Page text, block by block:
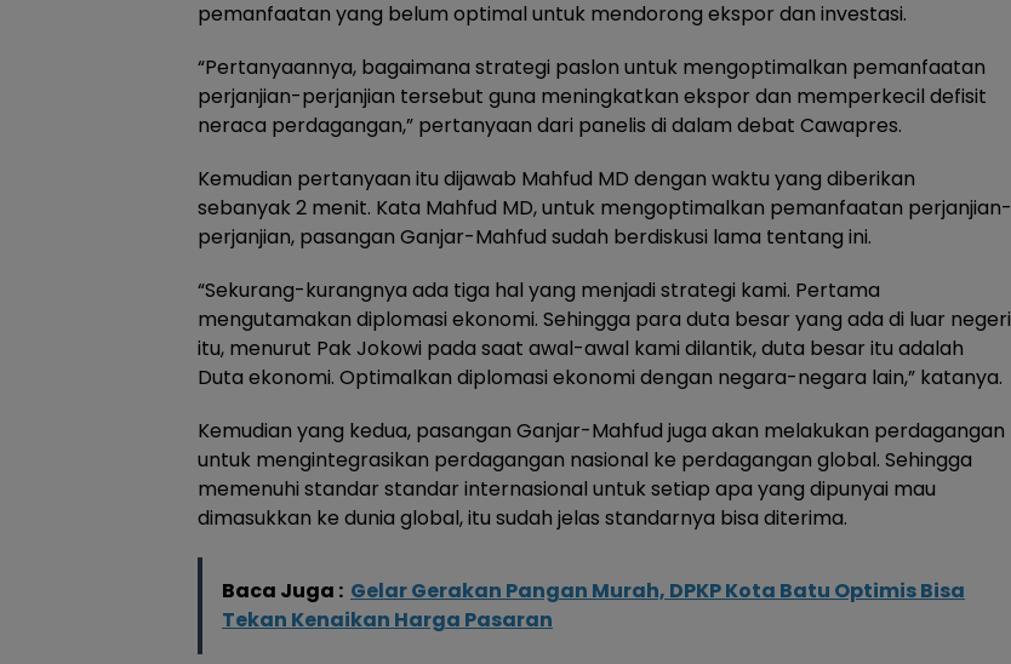
pemanfaatan yang belum optimal untuk mendorong ekspor dan investasi.
“Pertanyaannya, bagaimana strategi paslon untuk mengoptimalkan pemanfaatan
perjanjian-perjanjian tersebut guna meningkatkan ekspor dan memperkecil defisit
neraca perdagangan,” pertanyaan dari panelis di dalam debat Cawapres.
Kemudian pertanyaan itu dijawab Mahfud MD dengan waktu yang diberikan
sebanyak 2 menit. Kata Mahfud MD, untuk mengoptimalkan pemanfaatan perjanjian-
perjanjian, pasangan Ganjar-Mahfud sudah berdiskusi lama tentang ini.
“Sekurang-kurangnya ada tiga hal yang menjadi strategi kami. Pertama
mengutamakan diplomasi ekonomi. Sehingga para duta besar yang ada di luar negeri
itu, menurut Pak Jokowi pada saat awal-awal kami dilantik, duta besar itu adalah
Duta ekonomi. Optimalkan diplomasi ekonomi dengan negara-negara lain,” katanya.
Kemudian yang kedua, pasangan Ganjar-Mahfud juga akan melakukan perdagangan
untuk mengintegrasikan perdagangan nasional ke perdagangan global. Sehingga
memenuhi standar standar internasional untuk setiap apa yang dipunyai mau
dimasukkan ke dunia global, itu sudah jelas standarnya bisa diterima.
Baca Juga : Gelar Gerakan Pangan Murah, DPKP Kota Batu Optimis Bisa
Tekan Kenaikan Harga Pasaran